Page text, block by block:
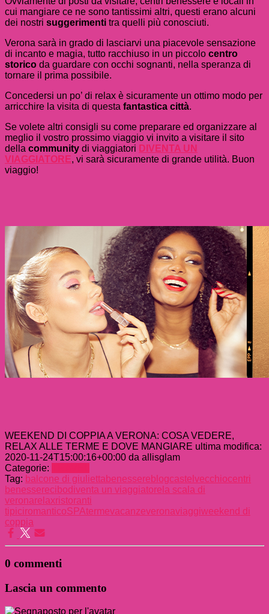
cui mangiare ce ne sono tantissimi altri, questi erano alcuni
dei nostri suggerimenti tra quelli più conosciuti.
Verona sarà in grado di lasciarvi una piacevole sensazione
di incanto e magia, tutto racchiuso in un piccolo centro
storico da guardare con occhi sognanti, nella speranza di
tornare il prima possibile.
Concedersi un po’ di relax è sicuramente un ottimo modo per
arricchire la visita di questa fantastica città.
Se volete altri consigli su come preparare ed organizzare al
meglio il vostro prossimo viaggio vi invito a visitare il sito
della community di viaggiatori DIVENTA UN
VIAGGIATORE, vi sarà sicuramente di grande utilità. Buon
viaggio!
WEEKEND DI COPPIA A VERONA: COSA VEDERE,
RELAX ALLE TERME E DOVE MANGIARE ultima modifica:
2020-11-24T15:00:16+00:00 da allisglam
Categorie:
Tag: balcone di giulietta benessere blogcastelvecchiocentri
benesserecibodiventa un viaggiatore la scala di
veronarelaxristoranti
tipiciromanticoSPAtermevacanzeveronaviaggiweekend di
coppia
0 commenti
Lascia un commento